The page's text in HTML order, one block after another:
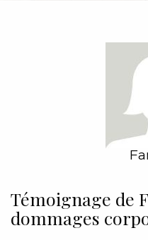
Témoignage de
dommages